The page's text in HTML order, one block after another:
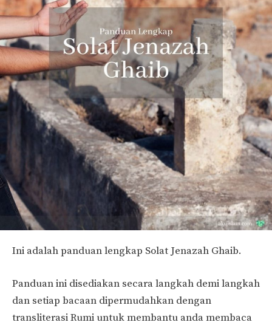
Ini adalah panduan lengkap Solat Jenazah Ghaib.
Panduan ini disediakan secara langkah demi langkah
dan setiap bacaan dipermudahkan dengan
transliterasi Rumi untuk membantu anda membaca